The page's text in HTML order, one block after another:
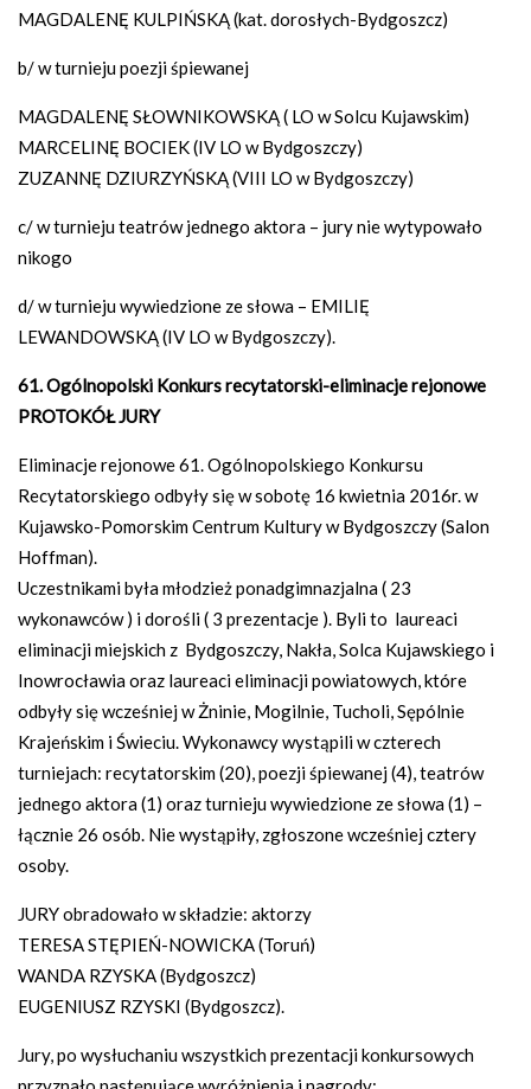
MAGDALENĘ KULPIŃSKĄ (kat. dorosłych-Bydgoszcz)
b/ w turnieju poezji śpiewanej
MAGDALENĘ SŁOWNIKOWSKĄ ( LO w Solcu Kujawskim)
MARCELINĘ BOCIEK (IV LO w Bydgoszczy)
ZUZANNĘ DZIURZYŃSKĄ (VIII LO w Bydgoszczy)
c/ w turnieju teatrów jednego aktora – jury nie wytypowało
nikogo
d/ w turnieju wywiedzione ze słowa – EMILIĘ
LEWANDOWSKĄ (IV LO w Bydgoszczy).
61. Ogólnopolski Konkurs recytatorski-eliminacje rejonowe
PROTOKÓŁ JURY
Eliminacje rejonowe 61. Ogólnopolskiego Konkursu
Recytatorskiego odbyły się w sobotę 16 kwietnia 2016r. w
Kujawsko-Pomorskim Centrum Kultury w Bydgoszczy (Salon
Hoffman).
Uczestnikami była młodzież ponadgimnazjalna ( 23
wykonawców ) i dorośli ( 3 prezentacje ). Byli to laureaci
eliminacji miejskich z Bydgoszczy, Nakła, Solca Kujawskiego i
Inowrocławia oraz laureaci eliminacji powiatowych, które
odbyły się wcześniej w Żninie, Mogilnie, Tucholi, Sępólnie
Krajeńskim i Świeciu. Wykonawcy wystąpili w czterech
turniejach: recytatorskim (20), poezji śpiewanej (4), teatrów
jednego aktora (1) oraz turnieju wywiedzione ze słowa (1) –
łącznie 26 osób. Nie wystąpiły, zgłoszone wcześniej cztery
osoby.
JURY obradowało w składzie: aktorzy
TERESA STĘPIEŃ-NOWICKA (Toruń)
WANDA RZYSKA (Bydgoszcz)
EUGENIUSZ RZYSKI (Bydgoszcz).
Jury, po wysłuchaniu wszystkich prezentacji konkursowych